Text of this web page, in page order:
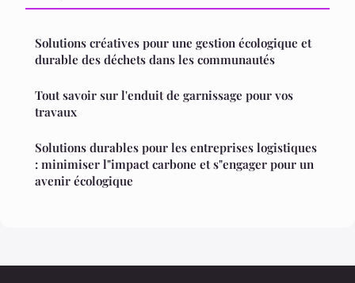
Solutions créatives pour une gestion écologique et
durable des déchets dans les communautés
Tout savoir sur l'enduit de garnissage pour vos
travaux
Solutions durables pour les entreprises logistiques
: minimiser l"impact carbone et s"engager pour un
avenir écologique